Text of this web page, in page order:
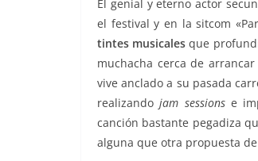
El genial y eterno actor
el festival y en la sitcom
tintes musicales que
muchacha cerca de
vive anclado a su pasada
realizandojam sessionse
canción bastante pegadiza
alguna que otra propuesta